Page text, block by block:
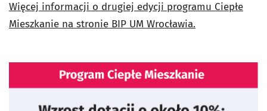
Więcej informacji o drugiej edycji programu Ciepłe
Mieszkanie na stronie BIP UM Wrocławia.